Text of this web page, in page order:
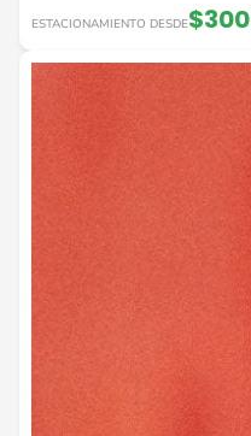
ESTACIONAMIENTO DESDE$300